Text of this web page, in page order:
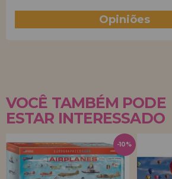
Opiniões
VOCÊ TAMBÉM PODE
ESTAR INTERESSADO
-10%